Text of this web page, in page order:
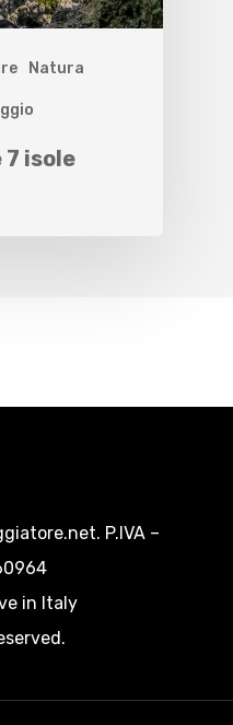
Natura
7 isole
P.IVA –
in Italy